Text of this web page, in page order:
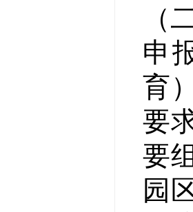
（
申
育
要
要
园